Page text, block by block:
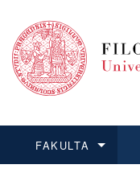
FAKULTA